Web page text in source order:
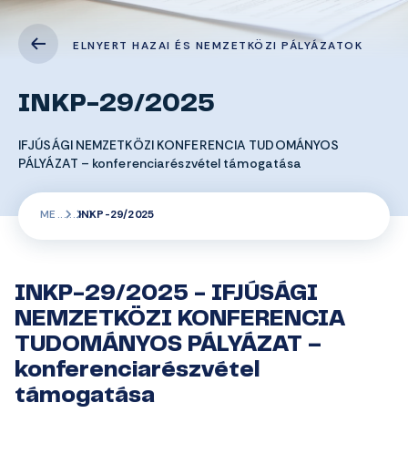
ELNYERT HAZAI ÉS NEMZETKÖZI PÁLYÁZATOK
INKP-29/2025
IFJÚSÁGI NEMZETKÖZI KONFERENCIA TUDOMÁNYOS
PÁLYÁZAT – konferenciarészvétel támogatása
ME INKP-29/2025
INKP-29/2025 - IFJÚSÁGI
NEMZETKÖZI KONFERENCIA
TUDOMÁNYOS PÁLYÁZAT –
konferenciarészvétel
támogatása